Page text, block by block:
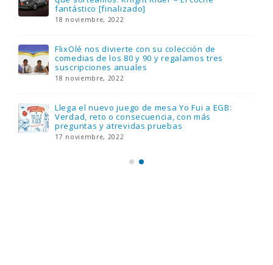
fantástico [finalizado]
18 noviembre, 2022
FlixOlé nos divierte con su colección de
comedias de los 80 y 90 y regalamos tres
suscripciones anuales
18 noviembre, 2022
Llega el nuevo juego de mesa Yo Fui a EGB:
Verdad, reto o consecuencia, con más
preguntas y atrevidas pruebas
17 noviembre, 2022